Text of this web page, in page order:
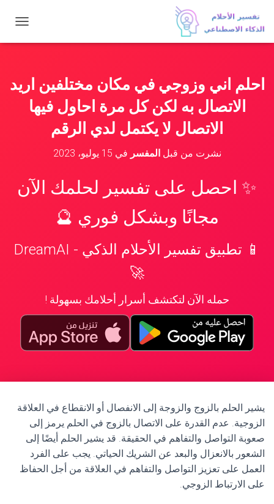
ب
ا
احلم اني وزوجي في مكان مختلفين اريد
الاتصال به لكن كل مرة احاول فيها
الاتصال لا يكتمل لدي الرقم
نشرت من قبلالمفسر في 15 يوليو، 2023
✨ احصل على تفسير لحلمك الآن
مجانًا وبشكل فوري 🔮
📱 تطبيق تفسير الأحلام الذكي - DreamAI
🚀
حمله الآن لتكتشف أسرار أحلامك بسهولة !
يشير الحلم بالزوج والزوجة إلى الانفصال أو الانقطاع في العلاقة
الزوجية. عدم القدرة على الاتصال بالزوج في الحلم يرمز إلى
صعوبة التواصل والتفاهم في الحقيقة. قد يشير الحلم أيضًا إلى
الشعور بالانعزال والبعد عن الشريك الحياتي. يجب على الفرد
العمل على تعزيز التواصل والتفاهم في العلاقة من أجل الحفاظ
على الارتباط الزوجي.